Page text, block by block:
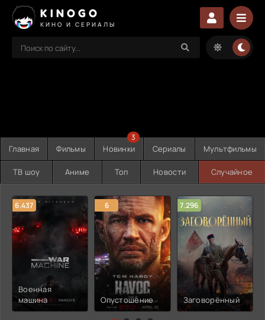
KINOGO
КИНО И СЕРИАЛЫ
Главная Фильмы Новинки
3
Сериалы Мультфильмы
ТВ шоу Аниме Топ Новости Случайное
6.437
Военная
машина
6
Опустошение
7.296
Заговорённый